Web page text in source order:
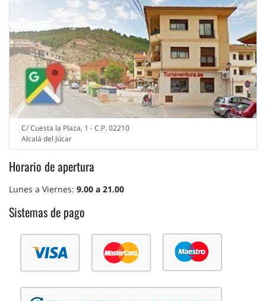
C/ Cuesta la Plaza, 1 - C.P. 02210
Alcalá del Júcar
Horario de apertura
Lunes a Viernes: 9.00 a 21.00
Sistemas de pago